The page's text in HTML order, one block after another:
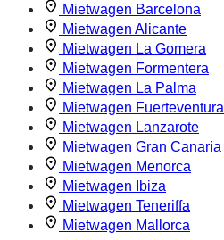
Mietwagen Barcelona
Mietwagen Alicante
Mietwagen La Gomera
Mietwagen Formentera
Mietwagen La Palma
Mietwagen Fuerteventura
Mietwagen Lanzarote
Mietwagen Gran Canaria
Mietwagen Menorca
Mietwagen Ibiza
Mietwagen Teneriffa
Mietwagen Mallorca